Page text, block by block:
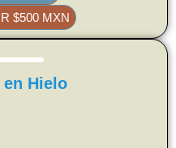
$500 MXN
Hielo